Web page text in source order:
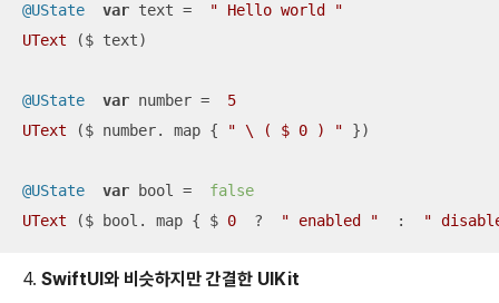
@UState var text =
" Hello world "
UText ($ text)
@UState var number =
5
UText ($ number. map { " \ ( $ 0 ) " })
@UState var bool =
false
UText ($ bool. map { $ 0 ? " enabled "
  :
"
4. SwiftUI와 비슷하지만 간결한 UIKit